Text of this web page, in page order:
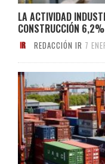
LA ACTIVIDAD
CONSTRUCCIÓN 6,2%
REDACCIÓN IR 7